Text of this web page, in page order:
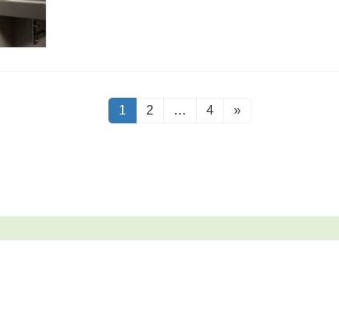
固
定
1
固
2 …
固
4 »